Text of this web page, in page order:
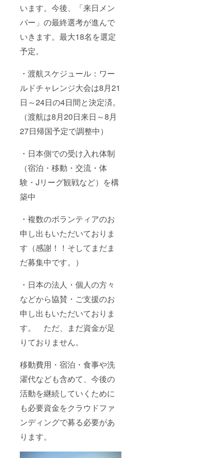
います。今後、「来日メン
バー」の最終選考が進んで
いきます。最大18名を選定
予定。
・渡航スケジュール：ワー
ルドチャレンジ大会は8月21
日～24日の4日間と決定済。
（渡航は8月20日来日～8月
27日帰国予定で調整中）
・日本側での受け入れ体制
（宿泊・移動・交流・体
験・Jリーグ観戦など）を構
築中
・複数のボランティアのお
申し出もいただいておりま
す（感謝！！そしてまだま
だ募集中です。）
・日本の法人・個人の方々
などから協賛・ご支援のお
申し出もいただいておりま
す。 ただ、まだ資金が足
りておりません。
移動費用・宿泊・食事や洗
濯代なども含めて、今後の
活動を継続していくために
も必要資金をクラウドファ
ンディングで募る必要があ
ります。